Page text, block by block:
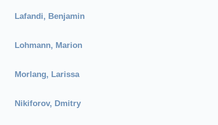
Lafandi, Benjamin
Lohmann, Marion
Morlang, Larissa
Nikiforov, Dmitry